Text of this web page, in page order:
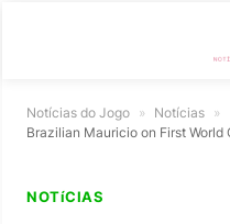
Notícias do Jogo » Notícias »
Brazilian Mauricio on First
NOTíCIAS